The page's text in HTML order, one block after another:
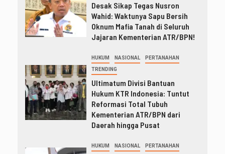
Desak Sikap Tegas Nusron
Wahid: Waktunya Sapu Bersih
Oknum Mafia Tanah di Seluruh
Jajaran Kementerian ATR/BPN!
HUKUM NASIONAL PERTANAHAN
TRENDING
Ultimatum Divisi Bantuan
Hukum KTR Indonesia: Tuntut
Reformasi Total Tubuh
Kementerian ATR/BPN dari
Daerah hingga Pusat
HUKUM NASIONAL PERTANAHAN